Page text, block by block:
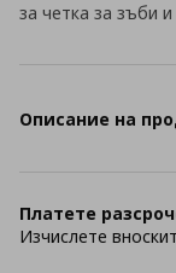
за четка за зъби
Описание на
Платете
Изчислете